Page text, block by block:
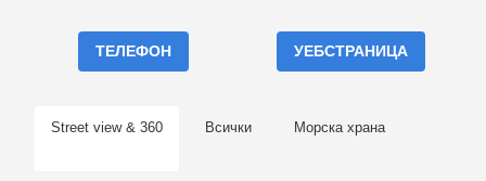
ТЕЛЕФОН УЕБСТРАНИЦА
Street view & 360 Всички Морска храна